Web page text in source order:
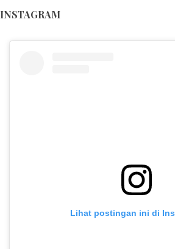
INSTAGRAM
Lihat postingan ini di